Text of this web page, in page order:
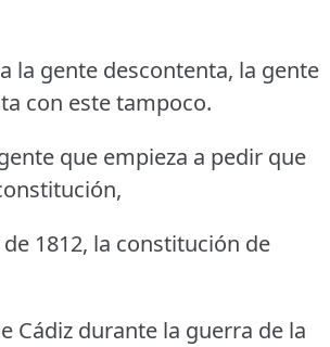
la gente descontenta, la gente
con este tampoco.
que empieza a pedir que
1812, la constitución de
Cádiz durante la guerra de la